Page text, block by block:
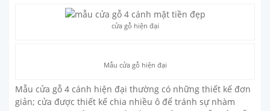
cửa gỗ hiện đại
Mẫu cửa gỗ hiện đại
Mẫu cửa gỗ 4 cánh hiện đại thường có những thiết kế đơn
giản; cửa được thiết kế chia nhiều ô để tránh sự nhàm